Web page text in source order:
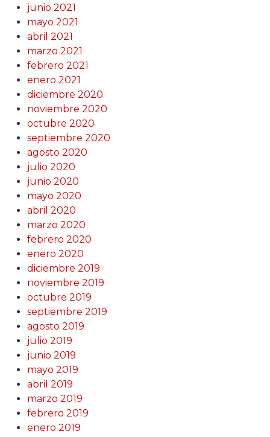
junio 2021
mayo 2021
abril 2021
marzo 2021
febrero 2021
enero 2021
diciembre 2020
noviembre 2020
octubre 2020
septiembre 2020
agosto 2020
julio 2020
junio 2020
mayo 2020
abril 2020
marzo 2020
febrero 2020
enero 2020
diciembre 2019
noviembre 2019
octubre 2019
septiembre 2019
agosto 2019
julio 2019
junio 2019
mayo 2019
abril 2019
marzo 2019
febrero 2019
enero 2019